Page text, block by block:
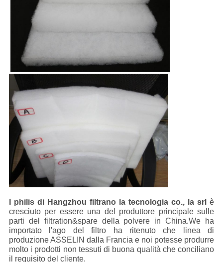
I philis di Hangzhou filtrano la tecnologia co., la srl è
cresciuto per essere una del produttore principale sulle
parti del filtration&spare della polvere in China.We ha
importato l'ago del filtro ha ritenuto che linea di
produzione ASSELIN dalla Francia e noi potesse produrre
molto i prodotti non tessuti di buona qualità che conciliano
il requisito del cliente.